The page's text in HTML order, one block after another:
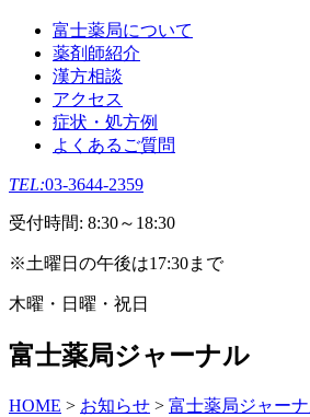
富士薬局について
薬剤師紹介
漢方相談
アクセス
症状・処方例
よくあるご質問
TEL:03-3644-2359
受付時間: 8:30～18:30
※土曜日の午後は17:30まで
木曜・日曜・祝日
富士薬局ジャーナル
HOME > お知らせ > 富士薬局ジャー